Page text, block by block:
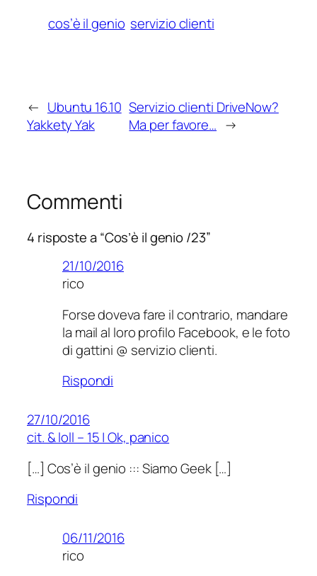
cos’è il genio servizio clienti
← Ubuntu 16.10
Yakkety Yak
Servizio clienti DriveNow?
Ma per favore… →
Commenti
4 risposte a “Cos’è il genio /23”
21/10/2016
rico
Forse doveva fare il contrario, mandare
la mail al loro profilo Facebook, e le foto
di gattini @ servizio clienti.
Rispondi
27/10/2016
cit. & loll – 15 | Ok, panico
[…] Cos’è il genio ::: Siamo Geek […]
Rispondi
06/11/2016
rico